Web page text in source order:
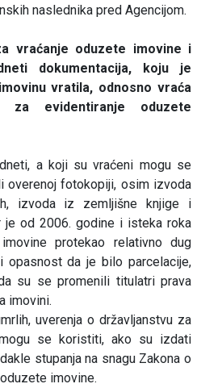
naslednika pred Agencijom.
vraćanje oduzete imovine i
dokumentacija, koju je
vratila, odnosno vraća
za evidentiranje oduzete
a koji su vraćeni mogu se
overenoj fotokopiji, osim izvoda
izvoda iz zemljišne knjige i
je od 2006. godine i isteka roka
protekao relativno dug
da je bilo parcelacije,
su se promenili titulatri prava
imovini.
uverenja o državljanstvu za
se koristiti, ako su izdati
stupanja na snagu Zakona o
imovine.